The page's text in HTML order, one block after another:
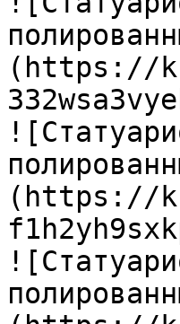
(https://
(https://